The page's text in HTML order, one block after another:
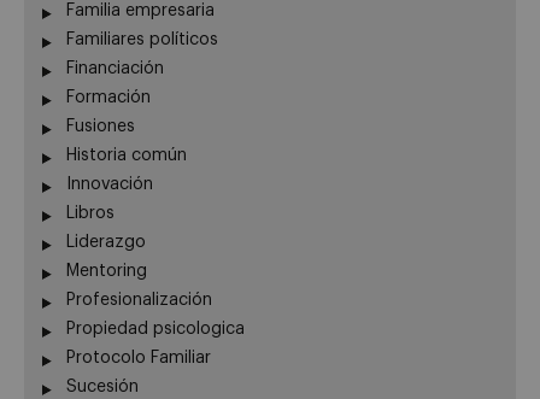
Familia empresaria
Familiares políticos
Financiación
Formación
Fusiones
Historia común
Innovación
Libros
Liderazgo
Mentoring
Profesionalización
Propiedad psicologica
Protocolo Familiar
Sucesión